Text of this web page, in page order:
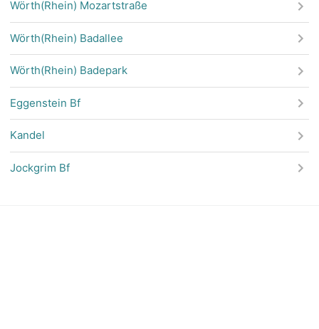
Wörth(Rhein) Mozartstraße
Wörth(Rhein) Badallee
Wörth(Rhein) Badepark
Eggenstein Bf
Kandel
Jockgrim Bf